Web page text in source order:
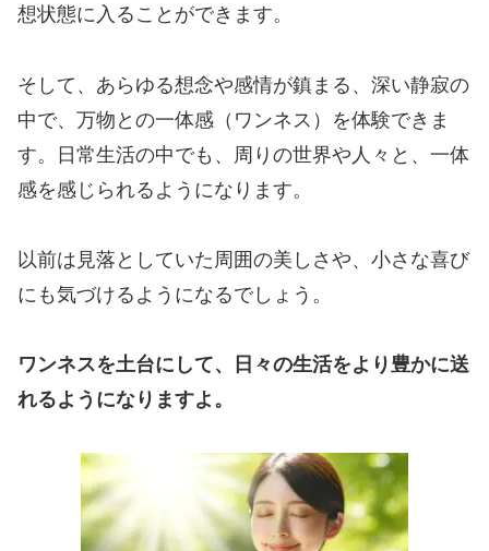
想状態に入ることができます。
そして、あらゆる想念や感情が鎮まる、深い静寂の
中で、万物との一体感（ワンネス）を体験できま
す。日常生活の中でも、周りの世界や人々と、一体
感を感じられるようになります。
以前は見落としていた周囲の美しさや、小さな喜び
にも気づけるようになるでしょう。
ワンネスを土台にして、日々の生活をより豊かに送
れるようになりますよ。